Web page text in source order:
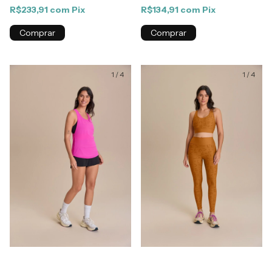
R$233,91 com Pix
Comprar
R$134,91 com Pix
Comprar
1 /4 1 /4